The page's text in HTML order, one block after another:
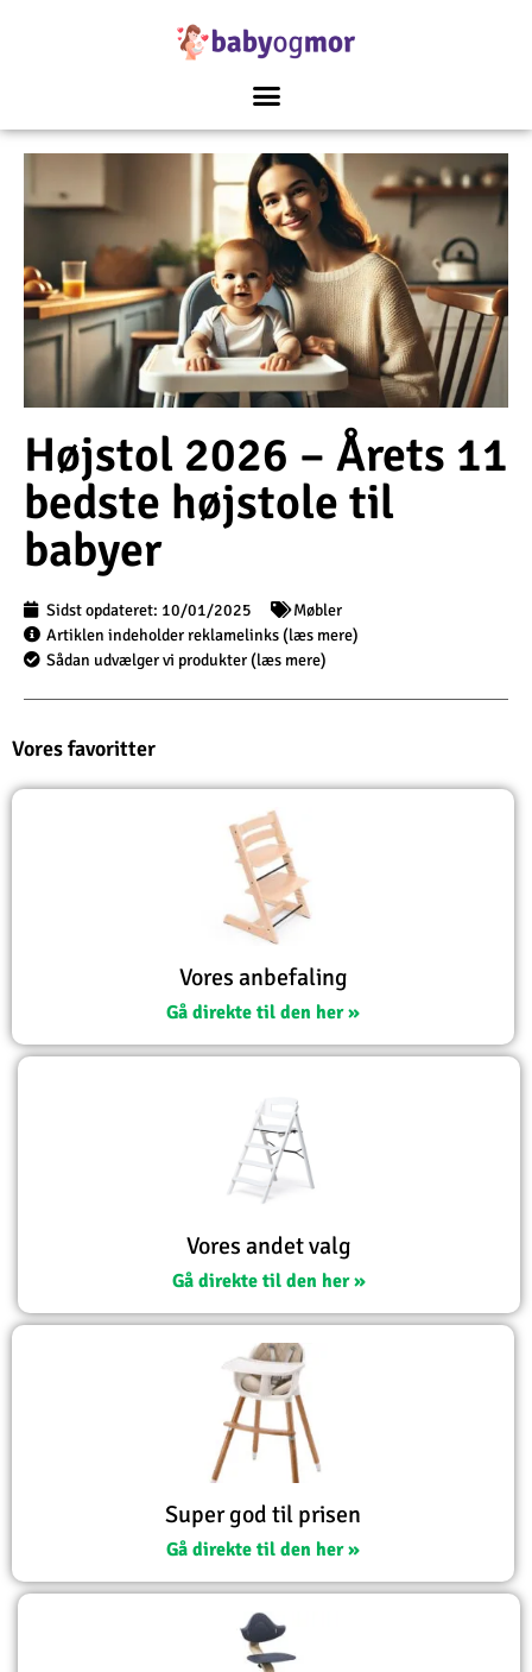
Højstol 2026 – Årets 11
bedste højstole til
babyer
Sidst opdateret: 10/01/2025
Møbler
Artiklen indeholder reklamelinks (læs mere)
Sådan udvælger vi produkter (læs mere)
Vores favoritter
Vores anbefaling
Gå direkte til den her »
Vores andet valg
Gå direkte til den her »
Super god til prisen
Gå direkte til den her »